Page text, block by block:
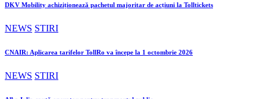
DKV Mobility achiziționează pachetul majoritar de acțiuni la Tolltickets
NEWS STIRI
CNAIR: Aplicarea tarifelor TollRo va începe la 1 octombrie 2026
NEWS STIRI